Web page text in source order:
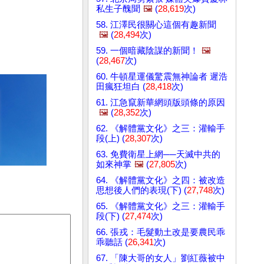
私生子醜聞 🖼️ (28,619次)
58. 江澤民很關心這個有趣新聞
🖼️ (28,494次)
59. 一個暗藏陰謀的新聞！
🖼️
(28,467次)
60. 牛頓星運儀驚震無神論者 遲浩
田瘋狂坦白 (28,418次)
61. 江急竄新華網頭版頭條的原因
🖼️ (28,352次)
62. 《解體黨文化》之三：灌輸手
段(上) (28,307次)
63. 免費衛星上網──天滅中共的
如來神掌 🖼️ (27,805次)
64. 《解體黨文化》之四：被改造
思想後人們的表現(下) (27,748次)
65. 《解體黨文化》之三：灌輸手
段(下) (27,474次)
66. 張戎：毛髮動土改是要農民乖
乖聽話 (26,341次)
67. 「陳大哥的女人」劉紅薇被中